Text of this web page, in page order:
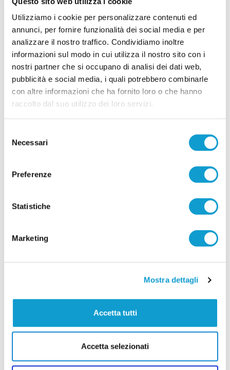
Utilizziamo i cookie per personalizzare contenuti ed
annunci, per fornire funzionalità dei social media e per
analizzare il nostro traffico. Condividiamo inoltre
informazioni sul modo in cui utilizza il nostro sito con i
nostri partner che si occupano di analisi dei dati web,
pubblicità e social media, i quali potrebbero combinarle
con altre informazioni che ha fornito loro o che hanno
raccolto dal suo utilizzo dei loro servizi.
delNecessari
Preferenze
Statistiche
Marketing
Mostra dettagli
Accetta tutti
Accetta selezionati
05/08/2026
Pubblicità